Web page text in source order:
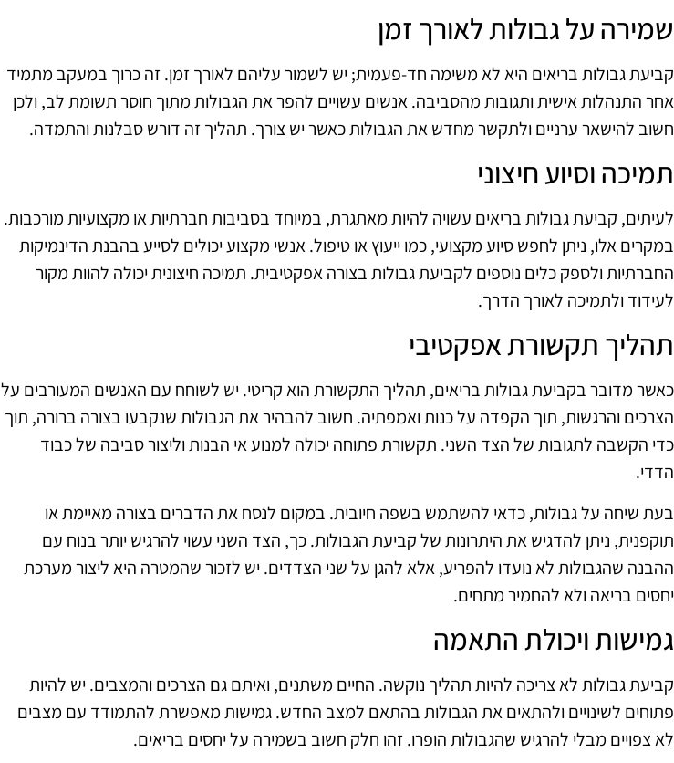
שמירה על גבולות לאורך זמן
קביעת גבולות בריאים היא לא משימה חד-פעמית; יש לשמור עליהם לאורך זמן. זה כרוך במעקב מתמיד
אחר התנהלות אישית ותגובות מהסביבה. אנשים עשויים להפר את הגבולות מתוך חוסר תשומת לב, ולכן
חשוב להישאר ערניים ולתקשר מחדש את הגבולות כאשר יש צורך. תהליך זה דורש סבלנות והתמדה.
תמיכה וסיוע חיצוני
לעיתים, קביעת גבולות בריאים עשויה להיות מאתגרת, במיוחד בסביבות חברתיות או מקצועיות מורכבות.
במקרים אלו, ניתן לחפש סיוע מקצועי, כמו ייעוץ או טיפול. אנשי מקצוע יכולים לסייע בהבנת הדינמיקות
החברתיות ולספק כלים נוספים לקביעת גבולות בצורה אפקטיבית. תמיכה חיצונית יכולה להוות מקור
לעידוד ולתמיכה לאורך הדרך.
תהליך תקשורת אפקטיבי
כאשר מדובר בקביעת גבולות בריאים, תהליך התקשורת הוא קריטי. יש לשוחח עם האנשים המעורבים על
הצרכים והרגשות, תוך הקפדה על כנות ואמפתיה. חשוב להבהיר את הגבולות שנקבעו בצורה ברורה, תוך
כדי הקשבה לתגובות של הצד השני. תקשורת פתוחה יכולה למנוע אי הבנות וליצור סביבה של כבוד
הדדי.
בעת שיחה על גבולות, כדאי להשתמש בשפה חיובית. במקום לנסח את הדברים בצורה מאיימת או
תוקפנית, ניתן להדגיש את היתרונות של קביעת הגבולות. כך, הצד השני עשוי להרגיש יותר בנוח עם
ההבנה שהגבולות לא נועדו להפריע, אלא להגן על שני הצדדים. יש לזכור שהמטרה היא ליצור מערכת
יחסים בריאה ולא להחמיר מתחים.
גמישות ויכולת התאמה
קביעת גבולות לא צריכה להיות תהליך נוקשה. החיים משתנים, ואיתם גם הצרכים והמצבים. יש להיות
פתוחים לשינויים ולהתאים את הגבולות בהתאם למצב החדש. גמישות מאפשרת להתמודד עם מצבים
לא צפויים מבלי להרגיש שהגבולות הופרו. זהו חלק חשוב בשמירה על יחסים בריאים.